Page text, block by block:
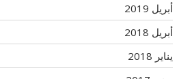
أبريل 2019
أبريل 2018
يناير 2018